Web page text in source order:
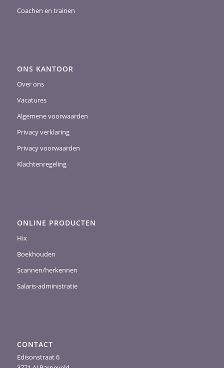
Coachen en trainen
ONS KANTOOR
Over ons
Vacatures
Algemene voorwaarden
Privacy verklaring
Privacy voorwaarden
Klachtenregeling
ONLINE PRODUCTEN
Hix
Boekhouden
Scannen/herkennen
Salaris-administratie
CONTACT
Edisonstraat 6